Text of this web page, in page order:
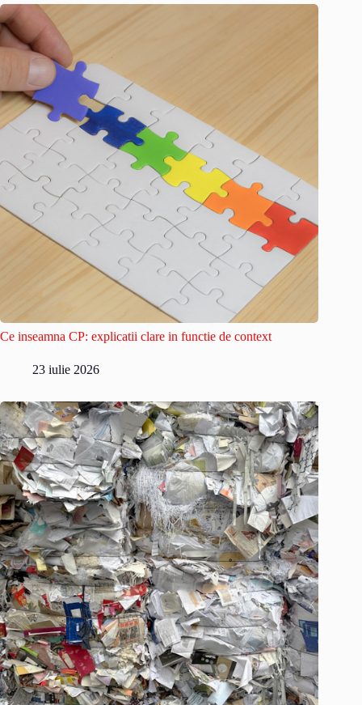
Ce inseamna CP: explicatii clare in functie de context
23 iulie 2026